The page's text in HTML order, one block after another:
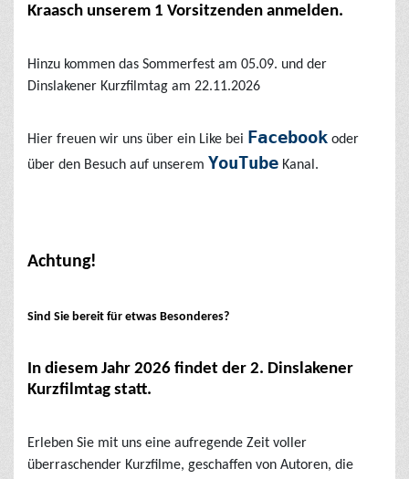
Kraasch unserem 1 Vorsitzenden anmelden.
Hinzu kommen das Sommerfest am 05.09. und der
Dinslakener Kurzfilmtag am 22.11.2026
Hier freuen wir uns über ein Like bei Facebook oder
über den Besuch auf unserem YouTube Kanal.
Achtung!
Sind Sie bereit für etwas Besonderes?
In diesem Jahr 2026 findet der 2. Dinslakener
Kurzfilmtag statt.
Erleben Sie mit uns eine aufregende Zeit voller
überraschender Kurzfilme, geschaffen von Autoren, die